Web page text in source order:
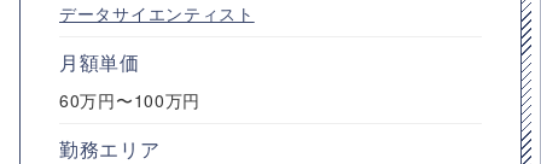
データサイエンティスト
月額単価
60万円〜100万円
勤務エリア